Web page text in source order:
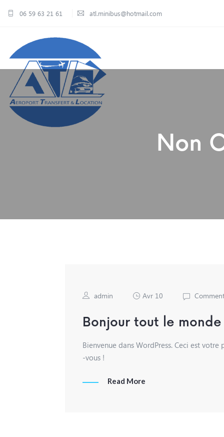
06 59 63 21 61 atl.minibus@hotmail.com
Non
admin Avr 10
Bonjour tout le
Bienvenue dans WordPress. Ceci est
-vous !
Read More